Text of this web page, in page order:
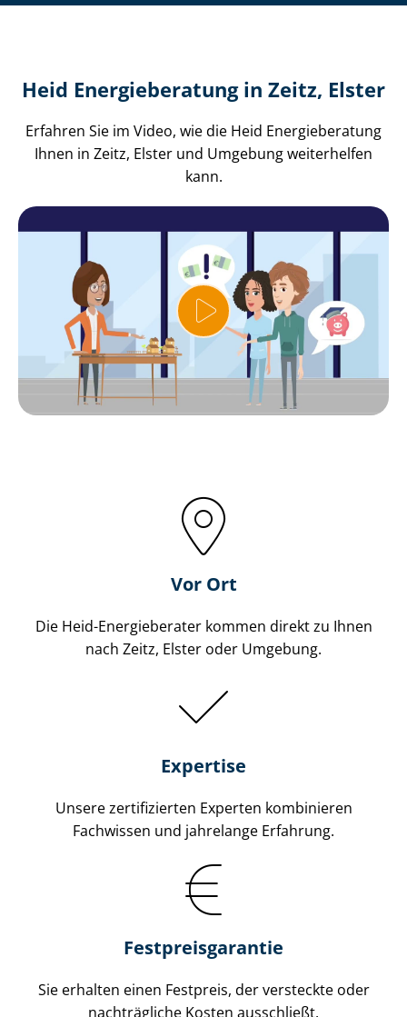
Heid Energieberatung in Zeitz, Elster
Erfahren Sie im Video, wie die Heid Energieberatung
Ihnen in Zeitz, Elster und Umgebung weiterhelfen
kann.
Vor Ort
Die Heid-Energieberater kommen direkt zu Ihnen
nach Zeitz, Elster oder Umgebung.
Expertise
Unsere zertifizierten Experten kombinieren
Fachwissen und jahrelange Erfahrung.
Fest­preis­ga­ran­tie
Sie erhalten einen Festpreis, der versteckte oder
nachträgliche Kosten ausschließt.